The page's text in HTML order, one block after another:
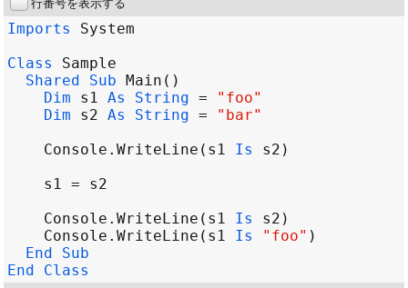
行番号を表示する
Imports
System
Class
Sample
Shared
Sub Main
Dim
s1 As String =
"foo"
Dim
s2 As String =
"bar"
Console . WriteLine ( s1 Is s2
s1 =
s2
Console . WriteLine ( s1 Is s2
Console . WriteLine ( s1 Is "foo"
End
Sub
End
Class